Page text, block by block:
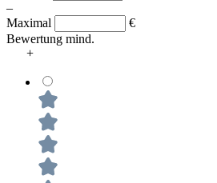
–
Maximal
€
Bewertung mind.
+